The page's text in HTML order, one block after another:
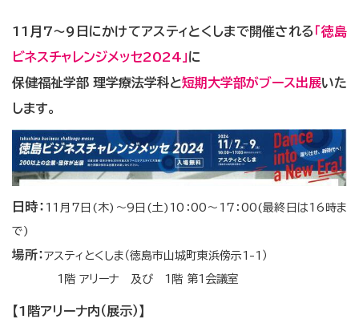
11月7～9日にかけてアスティとくしまで開催される
「徳島
ビネスチャレンジメッセ2024」に
保健福祉学部 理学療法学科と短期大学部がブース出展いた
します。
日時： 11月7日(木)～9日(土)10：00～17：00(最終日は16時ま
で)
場所：アスティとくしま（徳島市山城町東浜傍示1-1）
1階 アリーナ 及び 1階 第1会議室
【1階アリーナ内（展示）】